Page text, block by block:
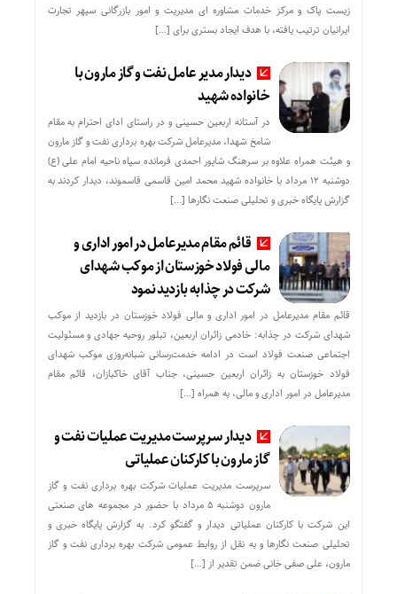
زیست پاک و مرکز خدمات مشاوره ای مدیریت و امور بازرگانی سپهر تجارت
ایرانیان ترتیب یافته، با هدف ایجاد بستری برای […]
دیدار مدیر عامل نفت و گاز مارون با
خانواده شهید
در آستانه اربعین حسینی و در راستای ادای احترام به مقام
شامخ شهدا، مدیرعامل شرکت بهره برداری نفت و گاز مارون
و هیئت همراه علاوه بر سرهنگ شاپور احمدی فرمانده سپاه ناحیه امام علی (ع)
دوشنبه ۱۲ مرداد با خانواده شهید محمد امین قاسمی قاسموند، دیدار کردند به
گزارش پایگاه خبری و تحلیلی صنعت نگارها […]
قائم مقام مدیرعامل در امور اداری و
مالی فولاد خوزستان از موکب شهدای
شرکت در چذابه بازدید نمود
قائم مقام مدیرعامل در امور اداری و مالی فولاد خوزستان در بازدید از موکب
شهدای شرکت در چذابه: خادمی زائران اربعین، تبلور روحیه جهادی و مسئولیت
اجتماعی صنعت فولاد است در ادامه خدمت‌رسانی شبانه‌روزی موکب شهدای
فولاد خوزستان به زائران اربعین حسینی، جناب آقای خاکبازان، قائم مقام
مدیرعامل در امور اداری و مالی، به همراه […]
دیدار سرپرست مدیریت عملیات نفت و
گاز مارون با کارکنان عملیاتی
سرپرست مدیریت عملیات شرکت بهره برداری نفت و گاز
مارون دوشنبه ۵ مرداد با حضور در مجموعه های صنعتی
این شرکت با کارکنان عملیاتی دیدار و گفتگو کرد. به گزارش پایگاه خبری و
تحلیلی صنعت نگارها و به نقل از روابط عمومی شرکت بهره برداری نفت و گاز
مارون، علی صفی خانی ضمن تقدیر از […]